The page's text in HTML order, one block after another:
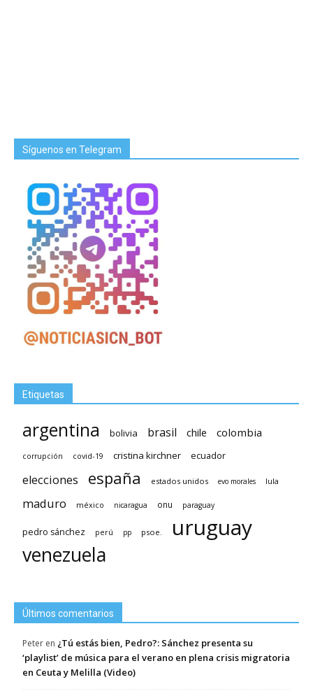
Síguenos en Telegram
Etiquetas
argentina bolivia brasil chile colombia
corrupción covid-19 cristina kirchner ecuador
elecciones españa estados unidos evo morales lula
maduro méxico nicaragua onu paraguay
pedro sánchez perú pp psoe. uruguay
venezuela
Últimos comentarios
Peter en ¿Tú estás bien, Pedro?: Sánchez presenta su
‘playlist’ de música para el verano en plena crisis migratoria
en Ceuta y Melilla (Video)